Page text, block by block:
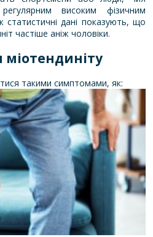
високим фізичним
дані показують, що
частіше аніж чоловіки.
такими симптомами, як: